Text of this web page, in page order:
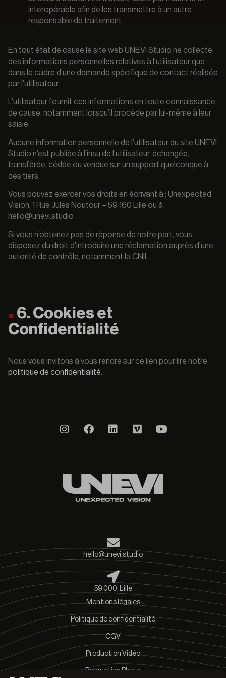
interopérable afin de les transmettre à un autre
responsable de traitement ;
En tout état de cause le site web UNEVI Studio ne collecte
des informations personnelles relatives à l’utilisateur que
dans le cadre d’une demande spécifique de contact réalisée
par l’utilisateur.
L’utilisateur fournit ces informations en toute connaissance
de cause, notamment lorsqu’il procède par lui-même à leur
saisie.
Aucune information personnelle de l’utilisateur du site UNEVI
Studio n’est publiée à l’insu de l’utilisateur, échangée,
transférée, cédée ou vendue sur un support quelconque à
des tiers.
Vous pouvez exercer vos droits en écrivant à : Unexpected
Vision, 1 Rue Jules Noutour – 59 160 Lille ou à
hello@unevi.studio .
Si vous n’obtenez pas de réponse de notre part, vous
disposez du droit d’introduire une réclamation auprès d’une
autorité de contrôle, notamment la CNIL.
6. Cookies et
Confidentialité
Nous vous invitons à vous rendre sur ce lien pour lire notre
politique de confidentialité
hello@unevi.studio
59 000, Lille
Mentions légales
Politique de confidentialité
CGV
Production Vidéo
Production Photo